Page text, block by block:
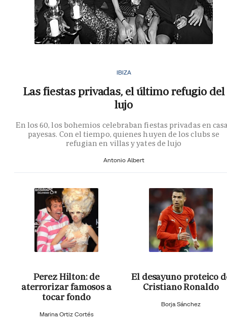
IBIZA
Las fiestas privadas, el último refugio del
lujo
En los 60, los bohemios celebraban fiestas privadas en
payesas. Con el tiempo, quienes huyen de los clubs se
refugian en villas y yates de lujo
Antonio Albert
Perez Hilton: de
aterrorizar famosos a
tocar fondo
Marina Ortiz Cortés
El desayuno proteico
Cristiano Ronaldo
Borja Sánchez